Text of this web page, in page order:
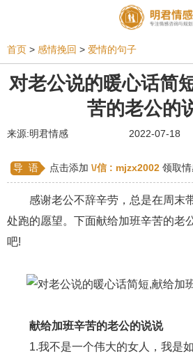
相亲 同性恋 恋爱技
爱情相关 星座情
姻缘测试 美容 怀孕
感情挽回 双鱼座男生 情
水瓶座男生 摩羯座男生
天蝎座男生 天秤座男生
爱情小说 巨蟹座男生 爱
首页 > 感情挽回 > 爱情的句子
对老公说的暖心话简
苦的老公的
来源:明君情感 2022-07-18
导 语 点击添加 \/信 : mjzx2002 领取
感谢老公不辞辛劳，总是在周末带
处跑的愿望。下面献给加班辛苦的老
吧!
献给加班辛苦的老公的说说
1.我不是一个伟大的女人，我是如